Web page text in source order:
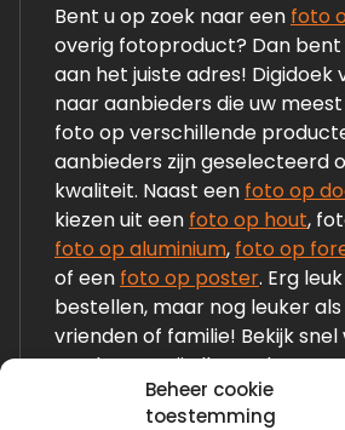
Beheer cookie
toestemming
Bent u op zoek naar een foto
overig fotoproduct? Dan bent
aan het juiste adres! Digidoek
naar aanbieders die uw
foto op verschillende
aanbieders zijn geselecteerd
kwaliteit. Naast een foto op
kiezen uit een foto op hout,
foto op aluminium, foto op
of een foto op poster. Erg
bestellen, maar nog leuker
vrienden of familie! Bekijk snel
producten wij allemaal op